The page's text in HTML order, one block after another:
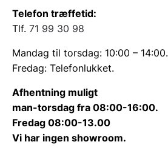
Telefon træffetid:
Tlf. 71 99 30 98
Mandag til torsdag: 10:00 – 14:00.
Fredag: Telefonlukket.
Afhentning muligt
man-torsdag fra 08:00-16:00.
Fredag 08:00-13.00
Vi har ingen showroom.